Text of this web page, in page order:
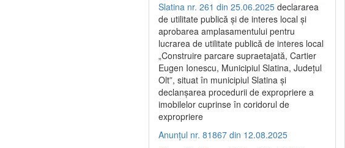
Slatina nr. 261 din 25.06.2025 declararea
de utilitate publică și de interes local și
aprobarea amplasamentului pentru
lucrarea de utilitate publică de interes local
„Construire parcare supraetajată, Cartier
Eugen Ionescu, Municipiul Slatina, Județul
Olt”, situat în municipiul Slatina și
declanșarea procedurii de expropriere a
imobilelor cuprinse în coridorul de
expropriere
Anunțul nr. 81867 din 12.08.2025